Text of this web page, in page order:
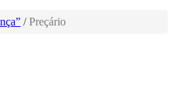
/Preçário